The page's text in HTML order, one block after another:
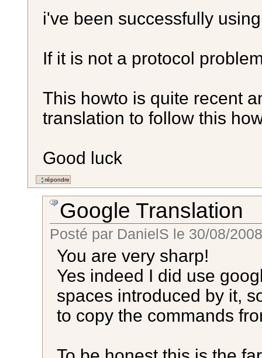
i've been successfully
If it is not a protocol
This howto is quite recent
translation to follow this
Good luck
Google Translation
Posté par DanielS le 30/08/
You are very sharp!
Yes indeed I did use
spaces introduced by it,
to copy the commands